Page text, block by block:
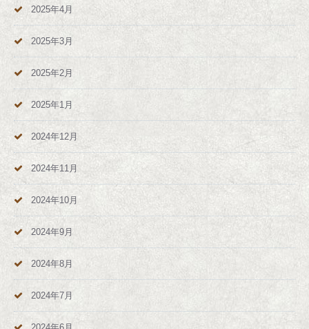
2025年4月
2025年3月
2025年2月
2025年1月
2024年12月
2024年11月
2024年10月
2024年9月
2024年8月
2024年7月